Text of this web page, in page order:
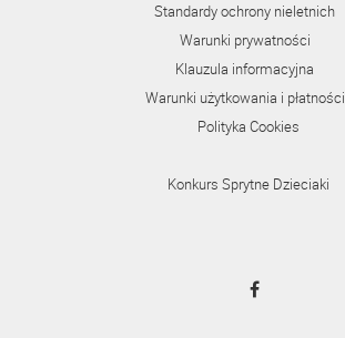
Standardy ochrony nieletnich
Warunki prywatności
Klauzula informacyjna
Warunki użytkowania i płatności
Polityka Cookies
Konkurs Sprytne Dzieciaki